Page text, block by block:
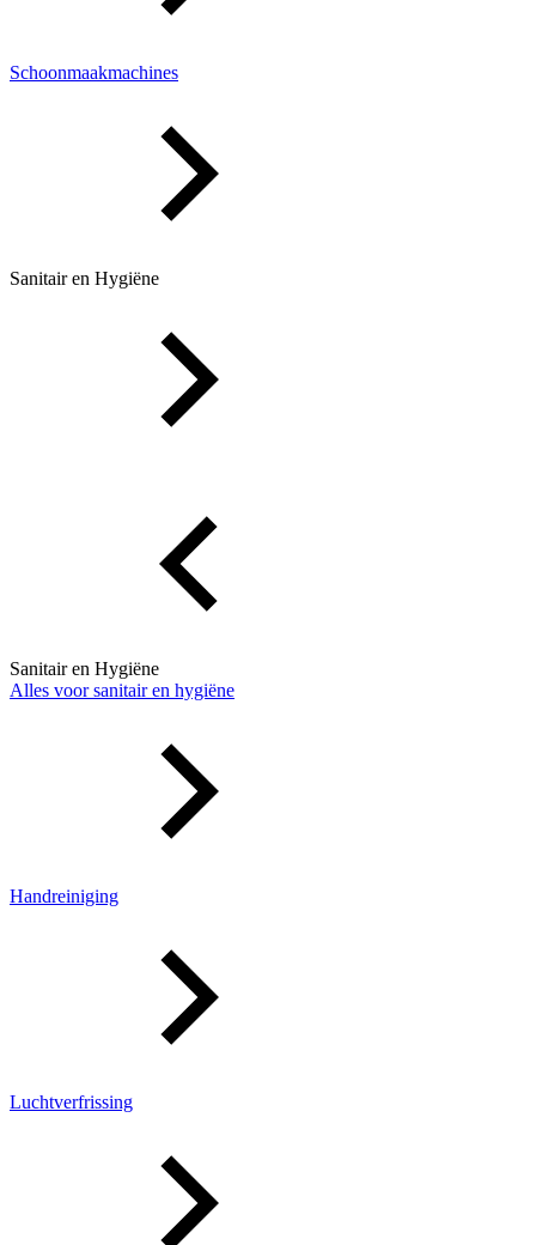
Schoonmaakmachines
Sanitair en Hygiëne
Sanitair en Hygiëne
Alles voor sanitair en hygiëne
Handreiniging
Luchtverfrissing